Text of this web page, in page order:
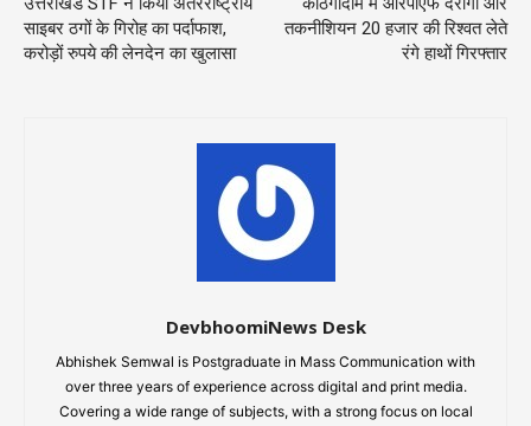
साइबर ठगों के गिरोह का पर्दाफाश,
करोड़ों रुपये की लेनदेन का खुलासा
तकनीशियन 20 हजार की रिश्वत लेते
रंगे हाथों गिरफ्तार
DevbhoomiNews Desk
Abhishek Semwal is Postgraduate in Mass Communication with
over three years of experience across digital and print media.
Covering a wide range of subjects, with a strong focus on local